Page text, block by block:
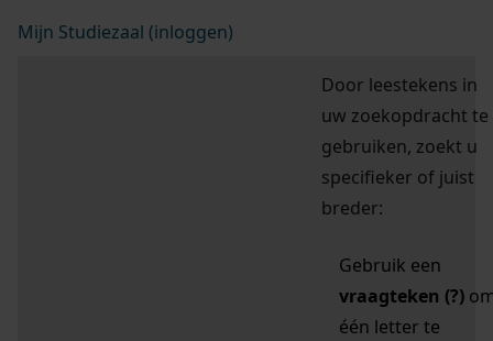
Mijn Studiezaal (inloggen)
Door leestekens in
uw zoekopdracht te
gebruiken, zoekt u
specifieker of juist
breder:
Gebruik een
vraagteken (?)
één letter te